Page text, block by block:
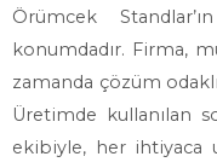
Örümcek
konumdadır. Firma,
zamanda çözüm
Üretimde kullanılan
ekibiyle, her ihtiyaca